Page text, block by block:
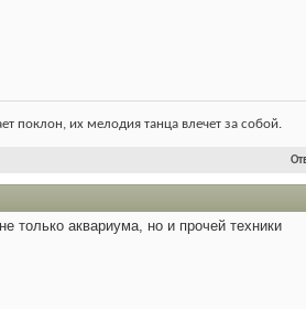
поклон, их мелодия танца влечет за собой.
только аквариума, но и прочей техники